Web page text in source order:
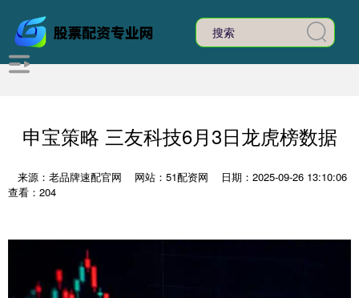
申宝策略 三友科技6月3日龙虎榜数据
来源：老品牌速配官网 网站：51配资网
日期：2025-09-26 13:10:06
查看：204